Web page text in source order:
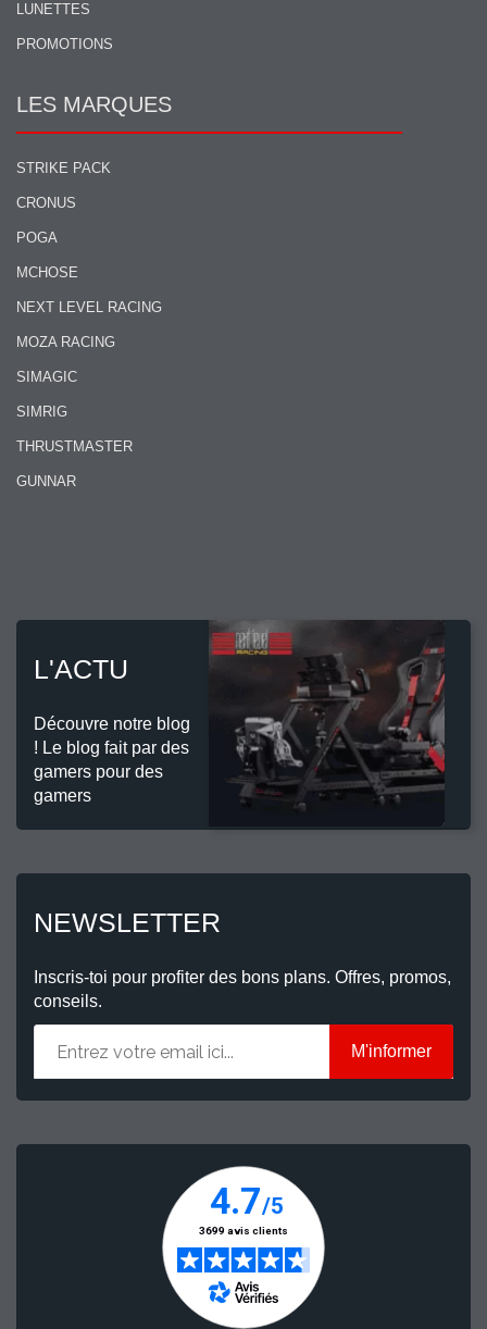
LUNETTES
PROMOTIONS
LES MARQUES
STRIKE PACK
CRONUS
POGA
MCHOSE
NEXT LEVEL RACING
MOZA RACING
SIMAGIC
SIMRIG
THRUSTMASTER
GUNNAR
L'ACTU
Découvre notre blog
! Le blog fait par des
gamers pour des
gamers
NEWSLETTER
Inscris-toi pour profiter des bons plans. Offres, promos,
conseils.
M'informer